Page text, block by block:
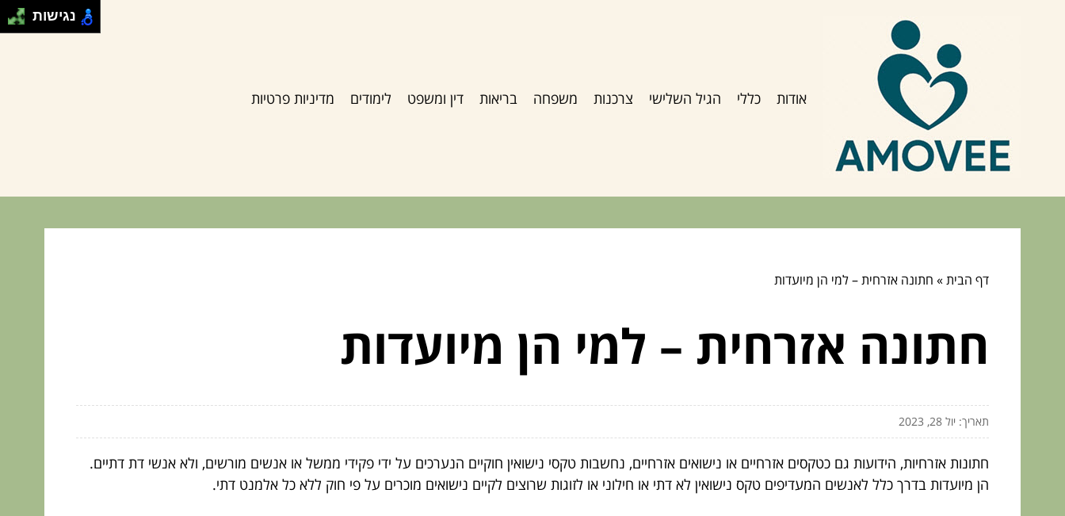
אודות כללי הגיל השלישי צרכנות משפחה בריאות דין ומשפט לימודים מדיניות פרטיות
דף הבית» חתונה אזרחית – למי הן מיועדות
חתונה אזרחית – למי הן מיועדות
תאריך: יול 28, 2023
חתונות אזרחיות, הידועות גם כטקסים אזרחיים או נישואים אזרחיים, נחשבות טקסי נישואין חוקיים הנערכים על ידי פקידי ממשל או אנשים מורשים, ולא אנשי דת דתיים.
הן מיועדות בדרך כלל לאנשים המעדיפים טקס נישואין לא דתי או חילוני או לזוגות שרוצים לקיים נישואים מוכרים על פי חוק ללא כל אלמנט דתי.
נגישות